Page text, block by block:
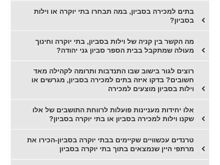
בתים למכירה בסביון, במה תבחרו בתי יוקרה או וילות
בסביון?
מה הקשר בין קניה של וילות בסביון, בתי יוקרה וחינוך
מעולה שמתקבל בבית הספר סביון גני יהודה?
רוצים לגור בישוב שבו התנדבות ותרומה לקהילה מאד
חשובים? בדקו איזה בתים למכירה בסביון, מגרשים או
וילות בסביון מוצעים למכירה
אלו יחידות מעניינות פועלות לרווחת התושבים של אלו
שקנו וילות למכירה בסביון או בתי יוקרה בסביון?
טרנדים עכשוויים שקיימים בבתי יוקרה בסביון-הכירו את
מרתפי היין שנמצאים בתוך בתי יוקרה בסביון